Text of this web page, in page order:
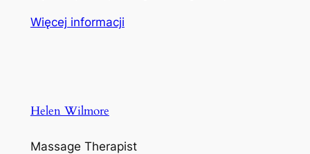
Więcej informacji
Helen Wilmore
Massage Therapist